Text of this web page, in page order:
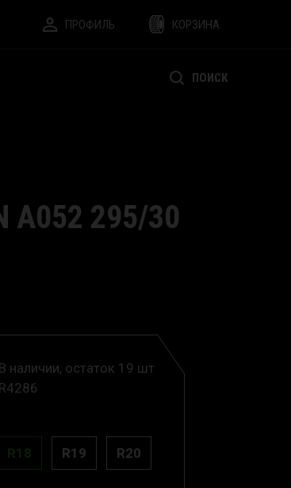
ПРОФИЛЬ КОРЗИНА
ПОИСК
A052 295/30
В наличии, остаток 19 шт
R4286
R18 R19 R20